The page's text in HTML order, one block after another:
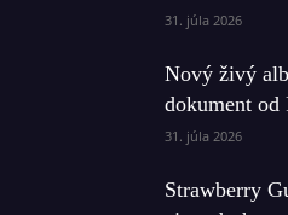
31. júla 2026
Nový živý
dokument od
31. júla 2026
Strawberry